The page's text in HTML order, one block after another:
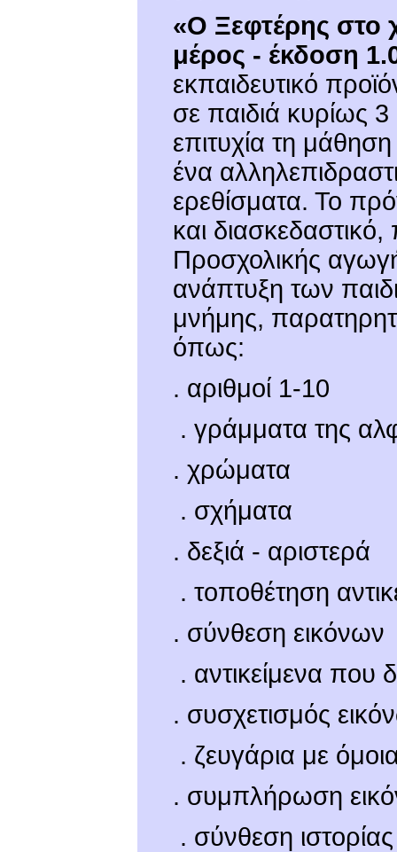
«Ο Ξεφτέρης στο
μέρος - έκδοση
εκπαιδευτικό
σε παιδιά κυρίως
επιτυχία τη
ένα
ερεθίσματα. Το
και
Προσχολικής
ανάπτυξη των
μνήμης,
όπως:
. αριθμοί 1-10
. γράμματα της
. χρώματα
. σχήματα
. δεξιά - αριστερά
. τοποθέτηση
. σύνθεση εικόνων
. αντικείμενα που
. συσχετισμός
. ζευγάρια με
. συμπλήρωση
. σύνθεση ιστορίας